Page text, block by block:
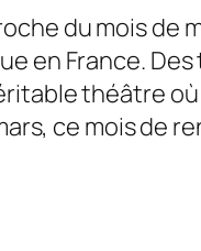
du mois de
en France.
théâtre
ce mois de